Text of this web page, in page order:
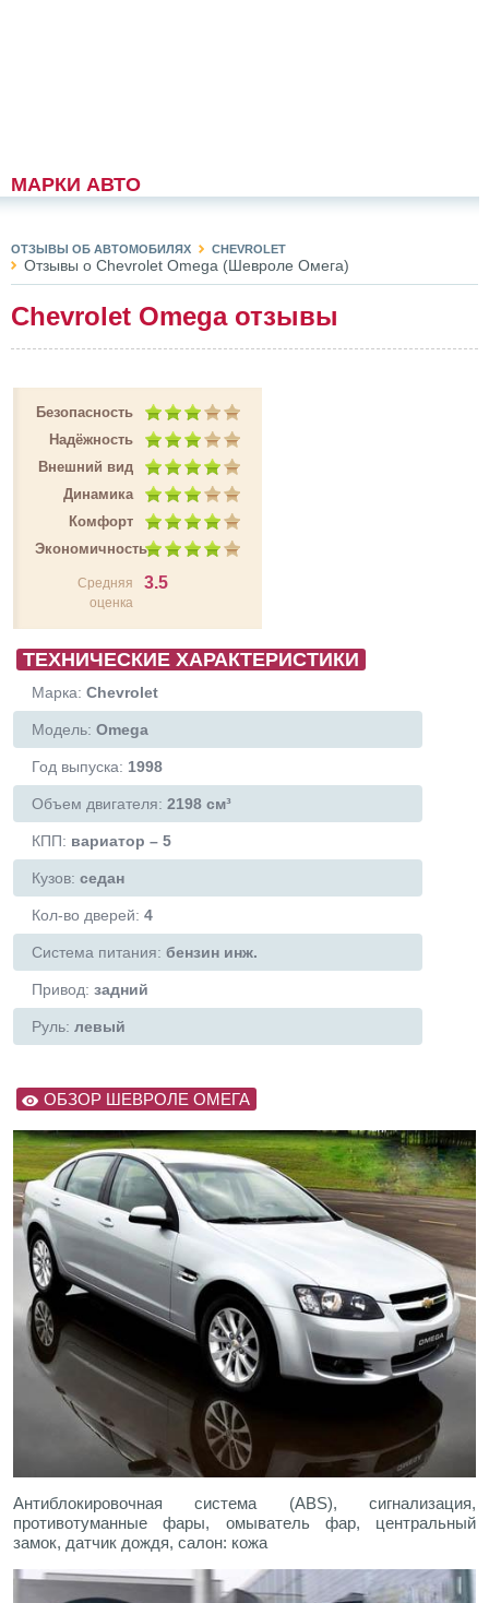
МАРКИ АВТО
ОТЗЫВЫ ОБ АВТОМОБИЛЯХ CHEVROLET
Отзывы о Chevrolet Omega (Шевроле Омега)
Chevrolet Omega отзывы
Безопасность
Надёжность
Внешний вид
Динамика
Комфорт
Экономичность
Средняя
оценка
3.5
ТЕХНИЧЕСКИЕ ХАРАКТЕРИСТИКИ
Марка: Chevrolet
Модель: Omega
Год выпуска: 1998
Объем двигателя: 2198 см³
КПП: вариатор – 5
Кузов: седан
Кол-во дверей: 4
Система питания: бензин инж.
Привод: задний
Руль: левый
ОБЗОР ШЕВРОЛЕ ОМЕГА
Антиблокировочная система (ABS), сигнализация,
противотуманные фары, омыватель фар, центральный
замок, датчик дождя, салон: кожа